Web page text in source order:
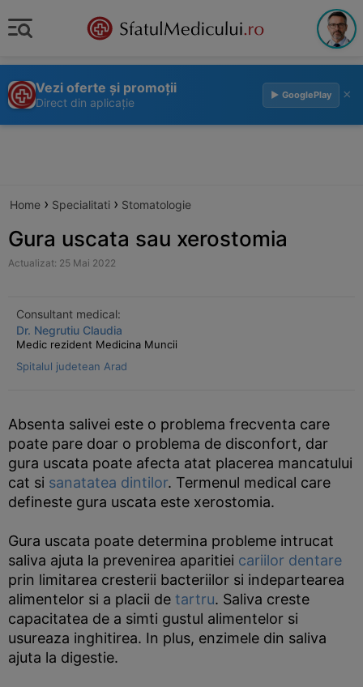
Vezi oferte și promoții
Direct din aplicație
▶ GooglePlay ×
Home › Specialitati › Stomatologie
Gura uscata sau xerostomia
Actualizat: 25 Mai 2022
Consultant medical:
Dr. Negrutiu Claudia
Medic rezident Medicina Muncii
Spitalul judetean Arad
Absenta salivei este o problema frecventa care
poate pare doar o problema de disconfort, dar
gura uscata poate afecta atat placerea mancatului
cat si sanatatea dintilor. Termenul medical care
defineste gura uscata este xerostomia.
Gura uscata poate determina probleme intrucat
saliva ajuta la prevenirea aparitiei cariilor dentare
prin limitarea cresterii bacteriilor si indepartearea
alimentelor si a placii de tartru. Saliva creste
capacitatea de a simti gustul alimentelor si
usureaza inghitirea. In plus, enzimele din saliva
ajuta la digestie.